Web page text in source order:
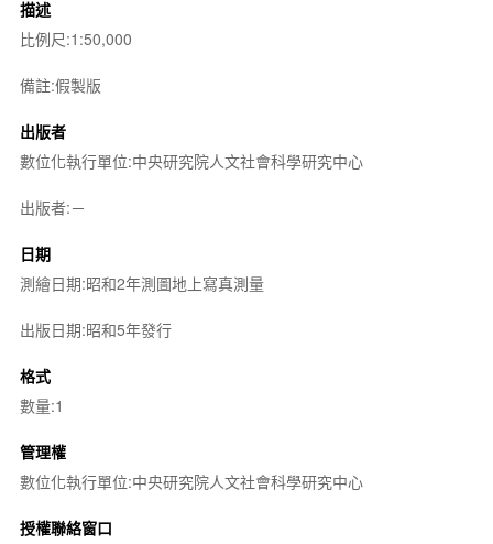
描述
比例尺:1:50,000
備註:假製版
出版者
數位化執行單位:中央研究院人文社會科學研究中心
出版者:－
日期
測繪日期:昭和2年測圖地上寫真測量
出版日期:昭和5年發行
格式
數量:1
管理權
數位化執行單位:中央研究院人文社會科學研究中心
授權聯絡窗口